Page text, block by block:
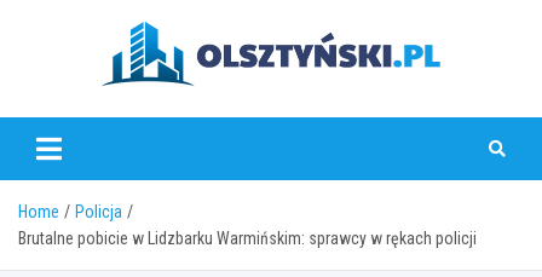
olsztynski.pl
Home
Policja
Brutalne pobicie w Lidzbarku Warmińskim: sprawcy w rękach policji